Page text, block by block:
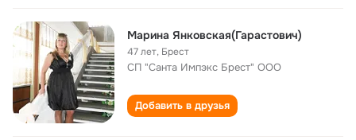
Марина Янковская(Гарастович)
47 лет, Брест
СП "Санта Импэкс Брест" ООО
Добавить в друзья